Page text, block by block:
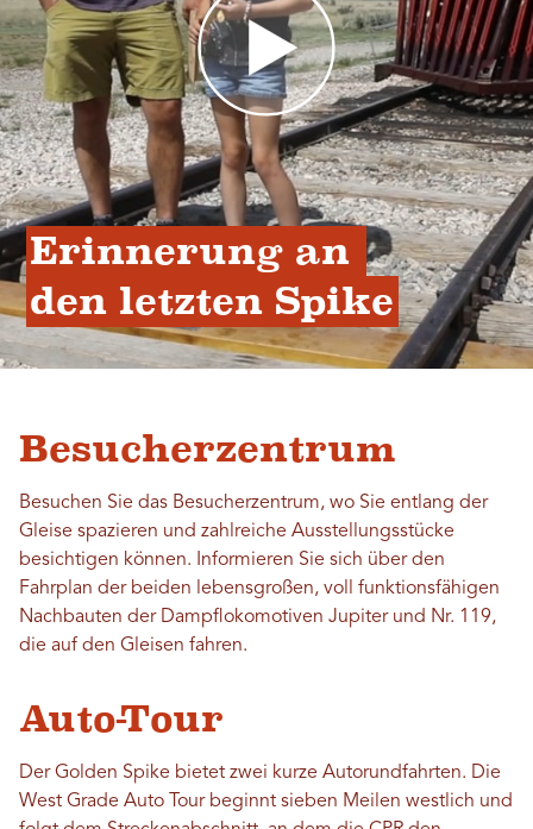
Erinnerung an
den letzten Spike
Besucherzentrum
Besuchen Sie das Besucherzentrum, wo Sie entlang der
Gleise spazieren und zahlreiche Ausstellungsstücke
besichtigen können. Informieren Sie sich über den
Fahrplan der beiden lebensgroßen, voll funktionsfähigen
Nachbauten der Dampflokomotiven Jupiter und Nr. 119,
die auf den Gleisen fahren.
Auto-Tour
Der Golden Spike bietet zwei kurze Autorundfahrten. Die
West Grade Auto Tour beginnt sieben Meilen westlich und